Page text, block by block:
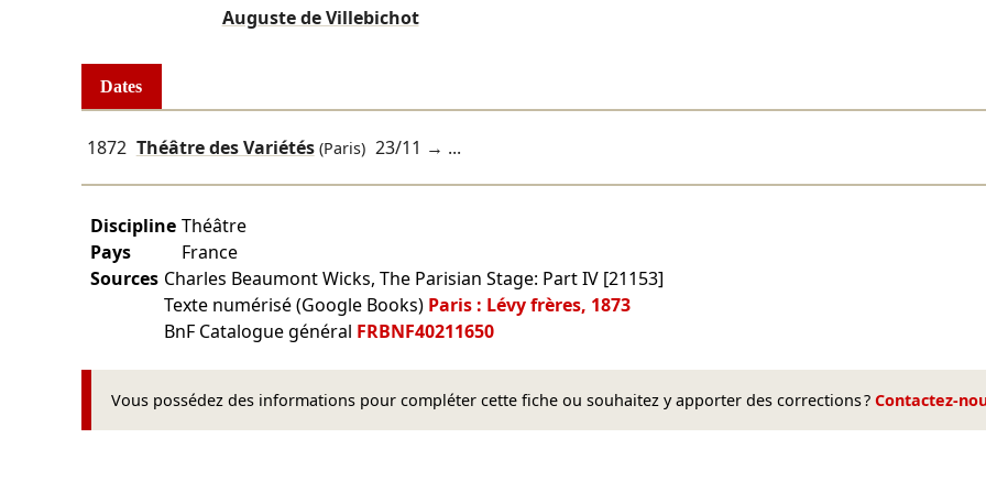
Auguste de Villebichot
Dates
1872 Théâtre des Variétés(Paris) 23/11 → ...
Discipline Théâtre
Pays
France
Sources Charles Beaumont Wicks, The Parisian Stage: Part IV [21153]
Texte numérisé (Google Books) Paris : Lévy frères, 1873
BnF Catalogue général FRBNF40211650
Vous possédez des informations pour compléter cette fiche ou souhaitez y apporter des corrections ? Contactez-